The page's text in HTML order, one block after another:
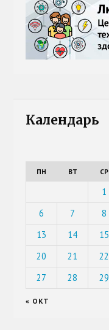
Календарь
ПН ВТ СР
1
6
7 8
13
14 15
20
21 22
27
28 29
« ОКТ